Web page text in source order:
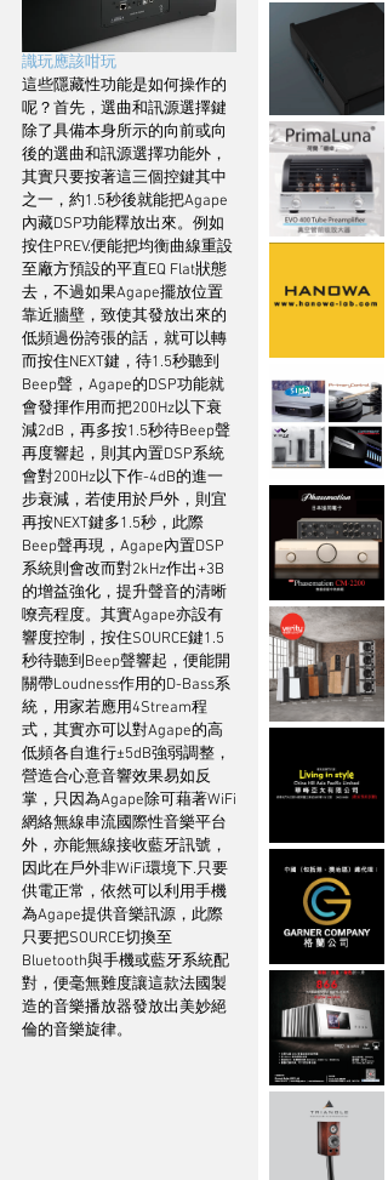
識玩應該咁玩
這些隱藏性功能是如何操作的
呢？首先，選曲和訊源選擇鍵
除了具備本身所示的向前或向
後的選曲和訊源選擇功能外，
其實只要按著這三個控鍵其中
之一，約1.5秒後就能把Agape
內藏DSP功能釋放出來。例如
按住PREV.便能把均衡曲線重設
至廠方預設的平直EQ Flat狀態
去，不過如果Agape擺放位置
靠近牆壁，致使其發放出來的
低頻過份誇張的話，就可以轉
而按住NEXT鍵，待1.5秒聽到
Beep聲，Agape的DSP功能就
會發揮作用而把200Hz以下衰
減2dB，再多按1.5秒待Beep聲
再度響起，則其內置DSP系統
會對200Hz以下作-4dB的進一
步衰減，若使用於戶外，則宜
再按NEXT鍵多1.5秒，此際
Beep聲再現，Agape內置DSP
系統則會改而對2kHz作出+3B
的增益強化，提升聲音的清晰
嘹亮程度。其實Agape亦設有
響度控制，按住SOURCE鍵1.5
秒待聽到Beep聲響起，便能開
關帶Loudness作用的D-Bass系
統，用家若應用4Stream程
式，其實亦可以對Agape的高
低頻各自進行±5dB強弱調整，
營造合心意音響效果易如反
掌，只因為Agape除可藉著WiFi
網絡無線串流國際性音樂平台
外，亦能無線接收藍牙訊號，
因此在戶外非WiFi環境下.只要
供電正常，依然可以利用手機
為Agape提供音樂訊源，此際
只要把SOURCE切換至
Bluetooth與手機或藍牙系統配
對，便毫無難度讓這款法國製
造的音樂播放器發放出美妙絕
倫的音樂旋律。